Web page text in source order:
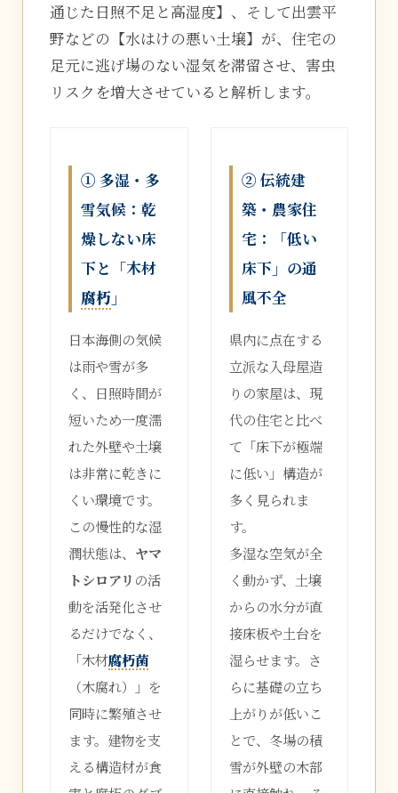
通じた日照不足と高湿度】、そして出雲平
野などの【水はけの悪い土壌】が、住宅の
足元に逃げ場のない湿気を滞留させ、害虫
リスクを増大させていると解析します。
① 多湿・多
雪気候：乾
燥しない床
下と「木材
腐朽 」
日本海側の気候
は雨や雪が多
く、日照時間が
短いため一度濡
れた外壁や土壌
は非常に乾きに
くい環境です。
この慢性的な湿
潤状態は、 ヤマ
トシロアリ の活
動を活発化させ
るだけでなく、
「木材腐朽菌
（木腐れ）」を
同時に繁殖させ
ます。建物を支
える構造材が食
② 伝統建
築・農家住
宅：「低い
床下」の通
風不全
県内に点在する
立派な入母屋造
りの家屋は、現
代の住宅と比べ
て「床下が極端
に低い」構造が
多く見られま
す。
多湿な空気が全
く動かず、土壌
からの水分が直
接床板や土台を
湿らせます。さ
らに基礎の立ち
上がりが低いこ
とで、冬場の積
雪が外壁の木部